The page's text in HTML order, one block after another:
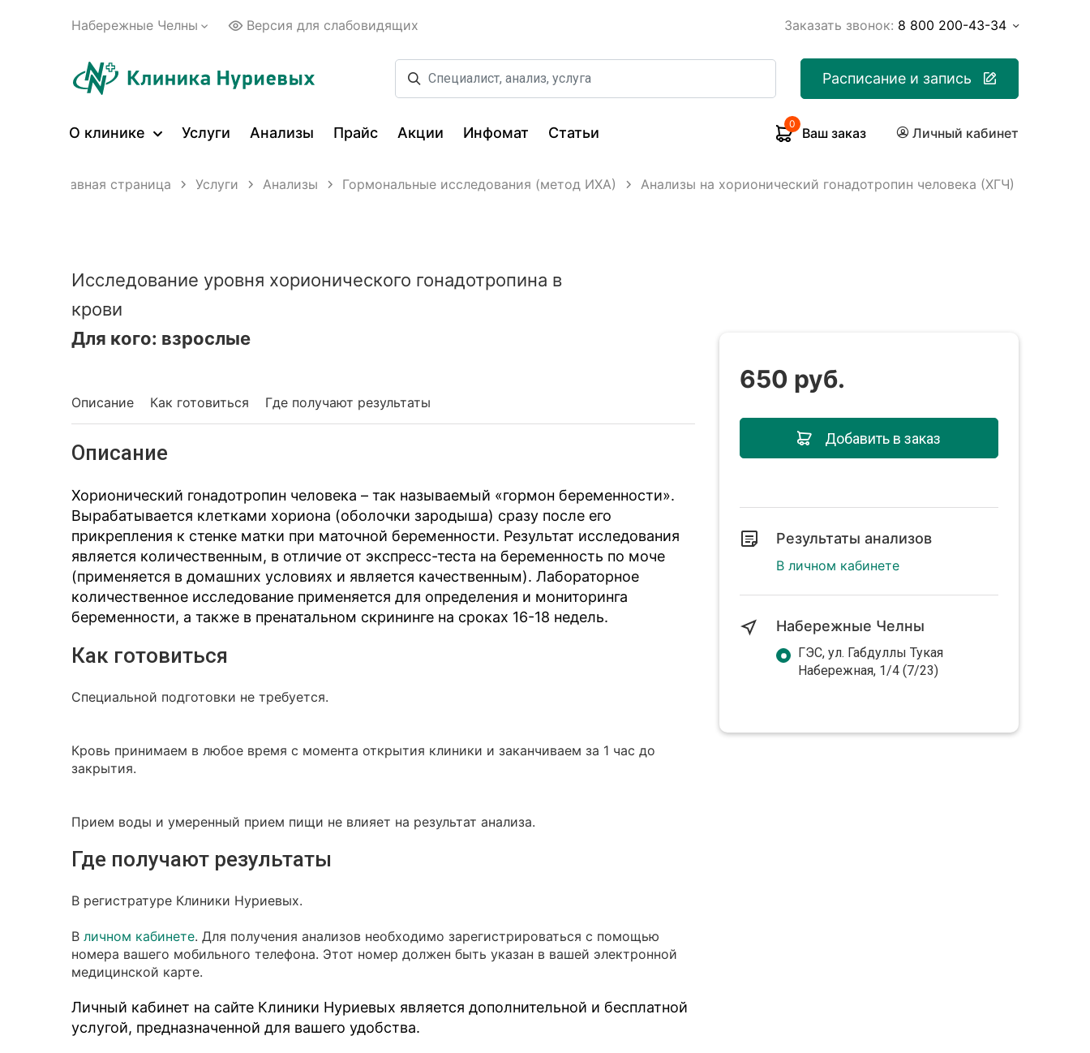
Набережные Челны Версия для слабовидящих Заказать звонок: 8 800 200-43-34
Расписание и запись
О клинике Услуги Анализы Прайс Акции Инфомат Статьи
0
Ваш заказ Личный кабинет
Главная страница Услуги Анализы Гормональные исследования (метод ИХА) Анализы на хорионический гонадотропин человека (ХГЧ)
Исследование уровня хорионического гонадотропина в
крови
Для кого: взрослые
Описание Как готовиться Где получают результаты
Описание
Хорионический гонадотропин человека – так называемый «гормон беременности».
Вырабатывается клетками хориона (оболочки зародыша) сразу после его
прикрепления к стенке матки при маточной беременности. Результат исследования
является количественным, в отличие от экспресс-теста на беременность по моче
(применяется в домашних условиях и является качественным). Лабораторное
количественное исследование применяется для определения и мониторинга
беременности, а также в пренатальном скрининге на сроках 16-18 недель.
Как готовиться
Специальной подготовки не требуется.
Кровь принимаем в любое время с момента открытия клиники и заканчиваем за 1 час до
закрытия.
Прием воды и умеренный прием пищи не влияет на результат анализа.
Где получают результаты
В регистратуре Клиники Нуриевых.
В личном кабинете. Для получения анализов необходимо зарегистрироваться с помощью
номера вашего мобильного телефона. Этот номер должен быть указан в вашей электронной
медицинской карте.
Личный кабинет на сайте Клиники Нуриевых является дополнительной и бесплатной
услугой, предназначенной для вашего удобства.
650 руб.
Добавить в заказ
Результаты анализов
В личном кабинете
Набережные Челны
ГЭС, ул. Габдуллы Тукая
Набережная, 1/4 (7/23)